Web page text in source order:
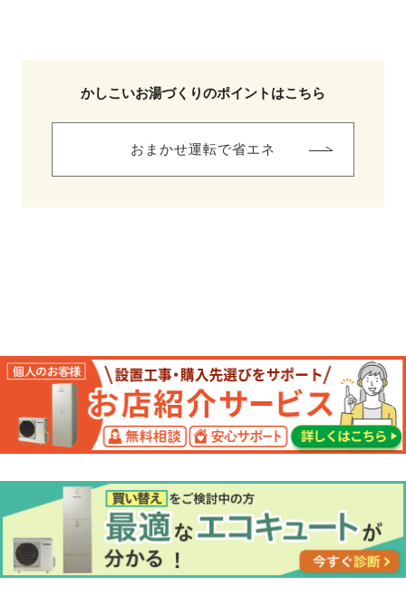
かしこいお湯づくりのポイントはこちら
おまかせ運転で省エネ